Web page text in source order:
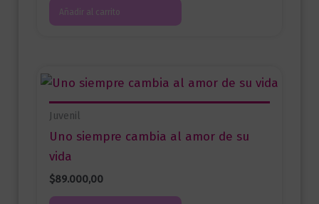
Añadir al carrito
Juvenil
Uno siempre cambia al amor de su
vida
$89.000,00